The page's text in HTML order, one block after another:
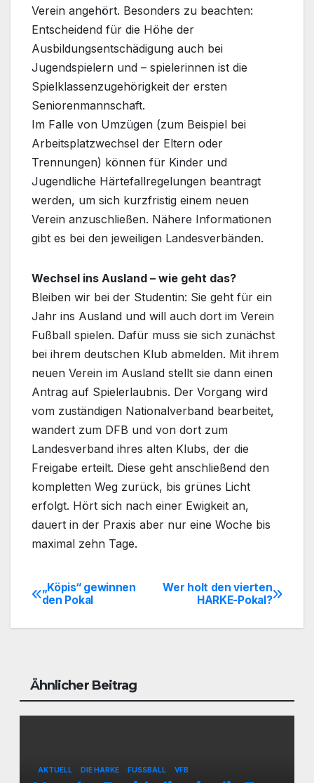
Verein angehört. Besonders zu beachten:
Entscheidend für die Höhe der
Ausbildungsentschädigung auch bei
Jugendspielern und – spielerinnen ist die
Spielklassenzugehörigkeit der ersten
Seniorenmannschaft.
Im Falle von Umzügen (zum Beispiel bei
Arbeitsplatzwechsel der Eltern oder
Trennungen) können für Kinder und
Jugendliche Härtefallregelungen beantragt
werden, um sich kurzfristig einem neuen
Verein anzuschließen. Nähere Informationen
gibt es bei den jeweiligen Landesverbänden.
Wechsel ins Ausland – wie geht das?
Bleiben wir bei der Studentin: Sie geht für ein
Jahr ins Ausland und will auch dort im Verein
Fußball spielen. Dafür muss sie sich zunächst
bei ihrem deutschen Klub abmelden. Mit ihrem
neuen Verein im Ausland stellt sie dann einen
Antrag auf Spielerlaubnis. Der Vorgang wird
vom zuständigen Nationalverband bearbeitet,
wandert zum DFB und von dort zum
Landesverband ihres alten Klubs, der die
Freigabe erteilt. Diese geht anschließend den
kompletten Weg zurück, bis grünes Licht
erfolgt. Hört sich nach einer Ewigkeit an,
dauert in der Praxis aber nur eine Woche bis
maximal zehn Tage.
Beitragsnavigation
Wer holt den vierten
HARKE-Pokal?
„Köpis“ gewinnen
den Pokal
Ähnlicher Beitrag
AKTUELL DIE HARKE FUSSBALL VFB